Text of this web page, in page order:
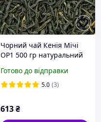
Чорний чай Кенія Мічі
ОР1 500 гр натуральний
присмак
Готово до відправки
5.0 (3)
613₴